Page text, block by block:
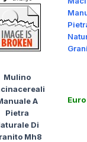
Mulino
A
Pietra
Di
Mh8